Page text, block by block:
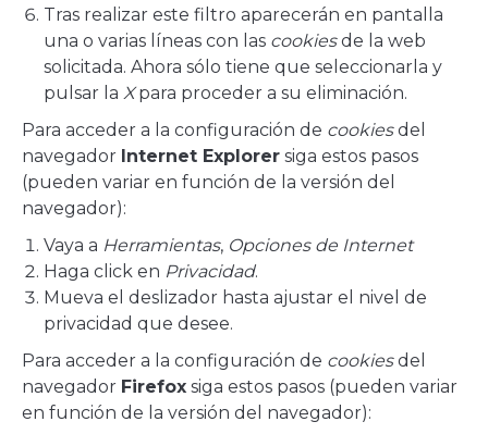
Tras realizar este filtro aparecerán en pantalla
una o varias líneas con las cookiesde la web
solicitada. Ahora sólo tiene que seleccionarla y
pulsar la Xpara proceder a su eliminación.
Para acceder a la configuración de cookiesdel
navegador Internet Explorer siga estos pasos
(pueden variar en función de la versión del
navegador):
Vaya a Herramientas, Opciones de Internet
Haga click en Privacidad.
Mueva el deslizador hasta ajustar el nivel de
privacidad que desee.
Para acceder a la configuración de cookiesdel
navegador Firefox siga estos pasos (pueden variar
en función de la versión del navegador):